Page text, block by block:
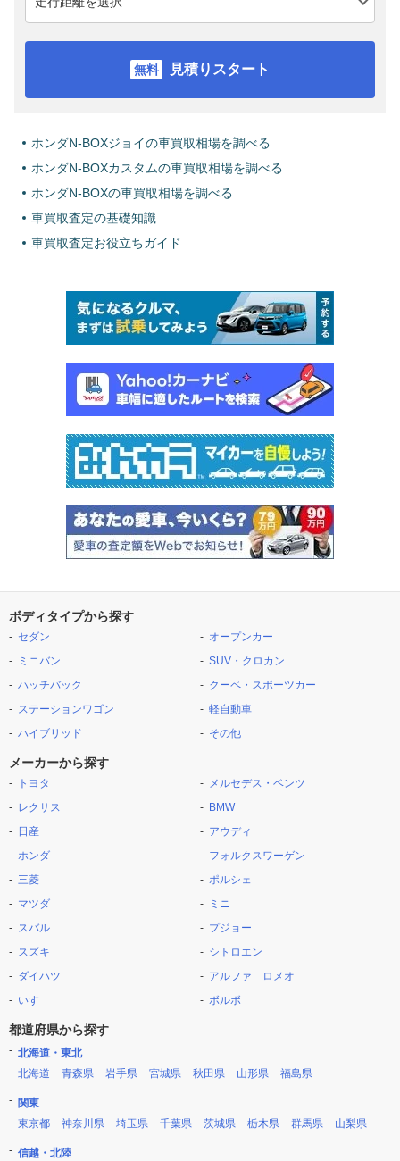
見積りスタート
ホンダN-BOXジョイの車買取相場を調べる
ホンダN-BOXカスタムの車買取相場を調べる
ホンダN-BOXの車買取相場を調べる
車買取査定の基礎知識
車買取査定お役立ちガイド
ボディタイプから探す
セダン
ミニバン
ハッチバック
ステーションワゴン
ハイブリッド
オープンカー
SUV・クロカン
クーペ・スポーツカー
軽自動車
その他
メーカーから探す
トヨタ
レクサス
日産
ホンダ
三菱
マツダ
スバル
スズキ
ダイハツ
いすゞ
メルセデス・ベンツ
BMW
アウディ
フォルクスワーゲン
ポルシェ
ミニ
プジョー
シトロエン
アルファ ロメオ
ボルボ
都道府県から探す
北海道・東北
北海道
青森県 岩手県 宮城県 秋田県 山形県 福島県
関東
東京都
神奈川県 埼玉県 千葉県 茨城県 栃木県 群馬県 山梨県
信越・北陸